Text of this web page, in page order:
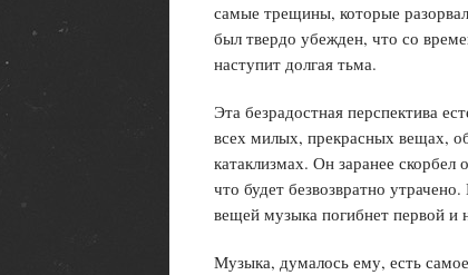
самые трещины, которые
был твердо убежден, что со
наступит долгая тьма.
Эта безрадостная перспектива
всех милых, прекрасных вещах,
катаклизмах. Он заранее
что будет безвозвратно
вещей музыка погибнет первой и
Музыка, думалось ему, есть